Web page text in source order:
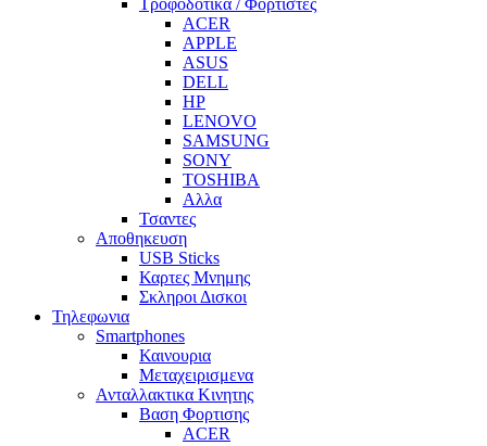
ACER
APPLE
ASUS
DELL
HP
LENOVO
SAMSUNG
SONY
TOSHIBA
Αλλα
Τσαντες
Αποθηκευση
USB Sticks
Καρτες Μνημης
Σκληροι Δισκοι
Τηλεφωνια
Smartphones
Καινουρια
Μεταχειρισμενα
Ανταλλακτικα Κινητης
Βαση Φορτισης
ACER